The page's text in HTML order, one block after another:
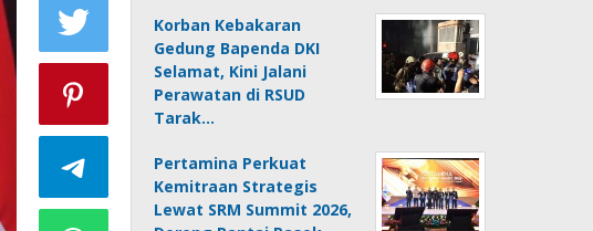
Korban Kebakaran
Gedung Bapenda DKI
Selamat, Kini Jalani
Perawatan di RSUD
Tarak…
Pertamina Perkuat
Kemitraan Strategis
Lewat SRM Summit 2026,